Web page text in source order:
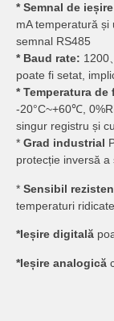
* Semnal de ieșire
mA temperatură și
semnal RS485
* Baud rate: 1200
poate fi setat,
* Temperatura
-20°C~+60℃,
singur registru și
* Grad industrial
protecție inversă
* Sensibil
temperaturi ridicate
*Ieșire digitală
*Ieșire analogică